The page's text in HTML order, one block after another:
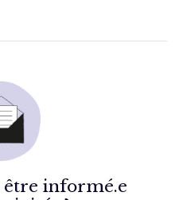
être informé.e